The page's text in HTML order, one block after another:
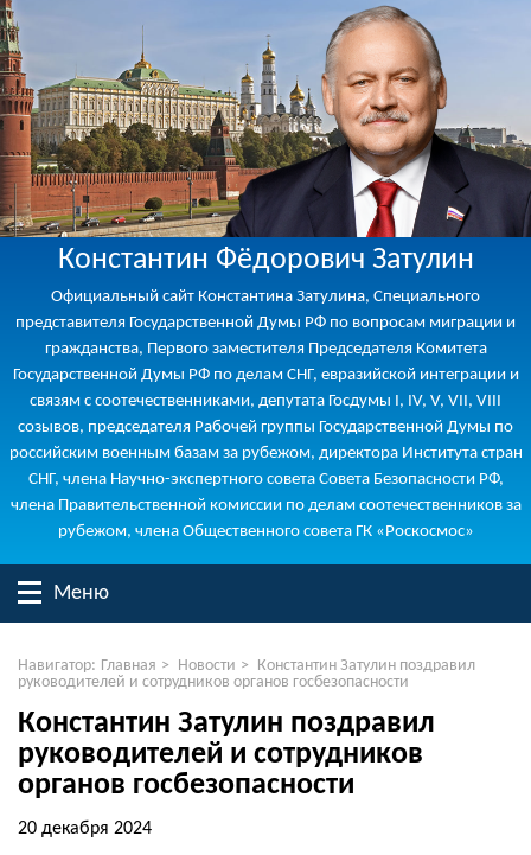
Константин Фёдорович Затулин
Официальный сайт Константина Затулина, Специального
представителя Государственной Думы РФ по вопросам миграции и
гражданства, Первого заместителя Председателя Комитета
Государственной Думы РФ по делам СНГ, евразийской интеграции и
связям с соотечественниками, депутата Госдумы I, IV, V, VII, VIII
созывов, председателя Рабочей группы Государственной Думы по
российским военным базам за рубежом, директора Института стран
СНГ, члена Научно-экспертного совета Совета Безопасности РФ,
члена Правительственной комиссии по делам соотечественников за
рубежом, члена Общественного совета ГК «Роскосмос»
Меню
Навигатор: Главная > Новости > Константин Затулин поздравил
руководителей и сотрудников органов госбезопасности
Константин Затулин поздравил
руководителей и сотрудников
органов госбезопасности
20 декабря 2024